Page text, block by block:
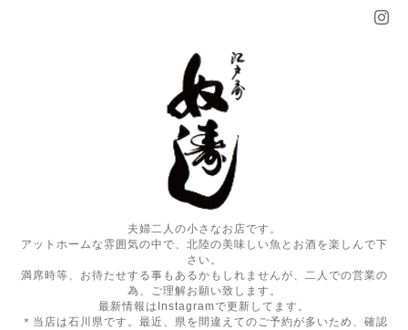
夫婦二人の小さなお店です。
アットホームな雰囲気の中で、北陸の美味しい魚とお酒を楽しんで下
さい。
満席時等、お待たせする事もあるかもしれませんが、二人での営業の
為、ご理解お願い致します。
最新情報はInstagramで更新してます。
＊当店は石川県です。最近、県を間違えてのご予約が多いため、確認